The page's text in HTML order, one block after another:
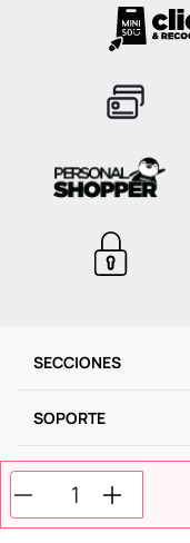
SECCIONES
SOPORTE
SERVICIOS
NOSOTROS